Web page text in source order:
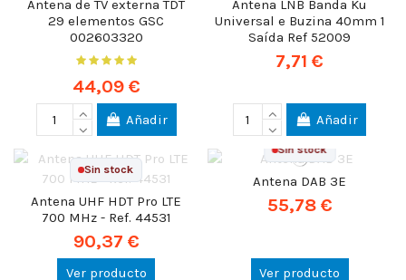
Antena de TV externa TDT
29 elementos GSC
002603320
44,09 €
Añadir
Antena LNB Banda Ku
Universal e Buzina 40mm 1
Saída Ref 52009
7,71 €
Añadir
Sin stock
Antena UHF HDT Pro LTE
700 MHz - Ref. 44531
90,37 €
Ver producto
Sin stock
Antena DAB 3E
55,78 €
Ver producto